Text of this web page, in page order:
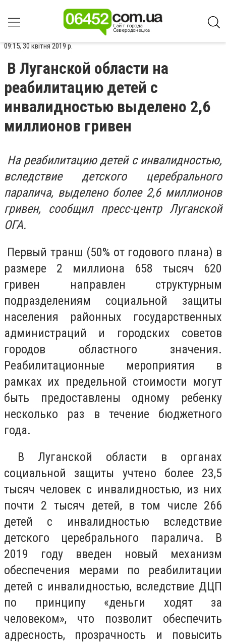
09:15, 30 квітня 2019 р.
В Луганской области на
реабилитацию детей с
инвалидностью выделено 2,6
миллионов гривен
На реабилитацию детей с инвалидностью,
вследствие детского церебрального
паралича, выделено более 2,6 миллионов
гривен, сообщил пресс-центр Луганской
ОГА.
Первый транш (50% от годового плана) в
размере 2 миллиона 658 тысяч 620
гривен направлен структурным
подразделениям социальной защиты
населения районных государственных
администраций и городских советов
городов областного значения.
Реабилитационные мероприятия в
рамках их предельной стоимости могут
быть предоставлены одному ребенку
несколько раз в течение бюджетного
года.
В Луганской области в органах
социальной защиты учтено более 23,5
тысяч человек с инвалидностью, из них
почти 2 тысяч детей, в том числе 266
детей с инвалидностью вследствие
детского церебрального паралича. В
2019 году введен новый механизм
обеспечения мерами по реабилитации
детей с инвалидностью, вследствие ДЦП
по принципу «деньги ходят за
человеком», что позволит обеспечить
адресность, прозрачность и повысить